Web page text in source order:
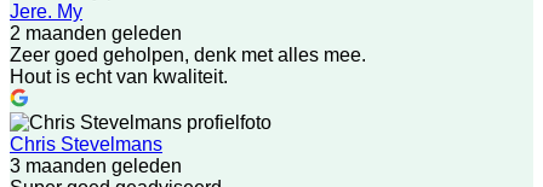
Jere. My
2 maanden geleden
Zeer goed geholpen, denk met alles mee.
Hout is echt van kwaliteit.
Chris Stevelmans
3 maanden geleden